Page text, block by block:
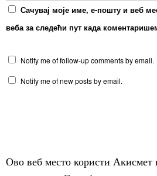
Сачувај моје име, е-пошту и веб
веба за следећи пут када
Notify me of follow-up comments by email.
Notify me of new posts by email.
Ово веб место користи